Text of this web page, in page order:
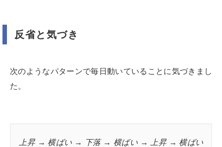
反省と気づき
次のようなパターンで毎日動いていることに気づきまし
た。
上昇 → 横ばい → 下落 → 横ばい → 上昇 → 横ばい